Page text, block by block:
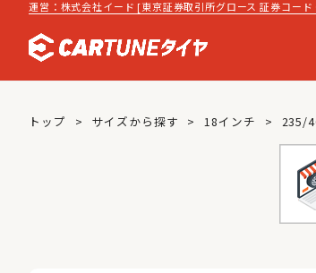
運営：株式会社イード [東京証券取引所グロース 証券コー
トップ サイズから探す 18インチ 235/